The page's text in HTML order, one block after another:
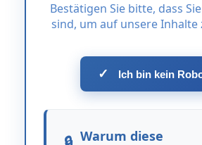
Bestätigen Sie bitte, dass
sind, um auf unsere Inhalte
✓ Ich bin kein
Warum diese